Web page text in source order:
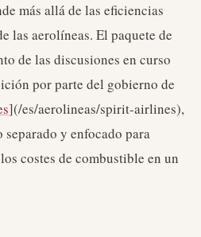
más allá de las eficiencias
las aerolíneas. El paquete de
de las discusiones en curso
por parte del gobierno de
](/es/aerolineas/spirit-airlines),
y enfocado para
costes de combustible en un